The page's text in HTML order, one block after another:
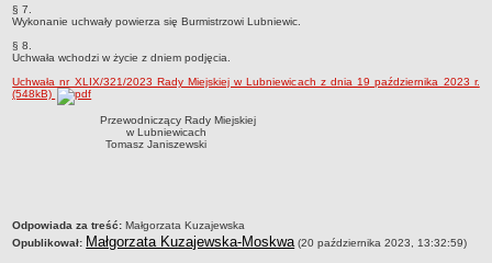
Plan pracy Rady Miejskiej
Głosowania
Protokoły z posiedzeń Rady Miejskiej
Składy Komisji
Plan pracy pozostałych Komisji
Oświadczenia majątkowe
§ 7.
Wykonanie uchwały powierza się Burmistrzowi Lubniewic.
§ 8.
Uchwała wchodzi w życie z dniem podjęcia.
Uchwała nr XLIX/321/2023 Rady Miejskiej w Lubniewicach z dnia 19 października 2023 r.
(548kB)
Przewodniczący Rady Miejskiej
w Lubniewicach
Tomasz Janiszewski
metryczka
Odpowiada za treść: Małgorzata Kuzajewska
Opublikował: Małgorzata Kuzajewska-Moskwa (20 października 2023, 13:32:59)